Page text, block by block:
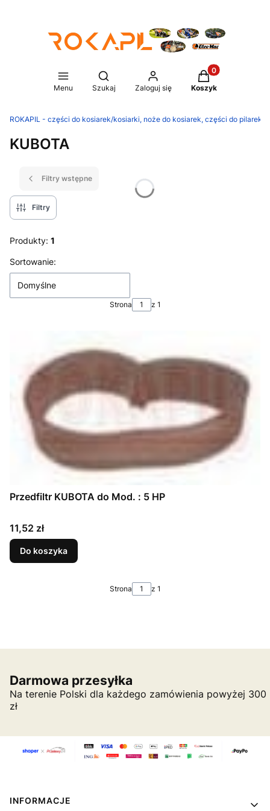
Menu
Otwórz wyszukiwarkę
Szukaj Zaloguj się
Produkty w
Koszyk
ROKAPIL - części do kosiarek/kosiarki, noże do kosiarek, części do pilarek/
KUBOTA
Filtry wstępne
Filtry
Produkty: 1
Lista produktów
Sortowanie:
Domyślne
Strona z 1
Przedfiltr KUBOTA do Mod. : 5 HP
Cena
11,52 zł
Do koszyka
Strona z 1
Darmowa przesyłka
Na terenie Polski dla każdego zamówienia powyżej 300
zł
Linki w stopce
INFORMACJE